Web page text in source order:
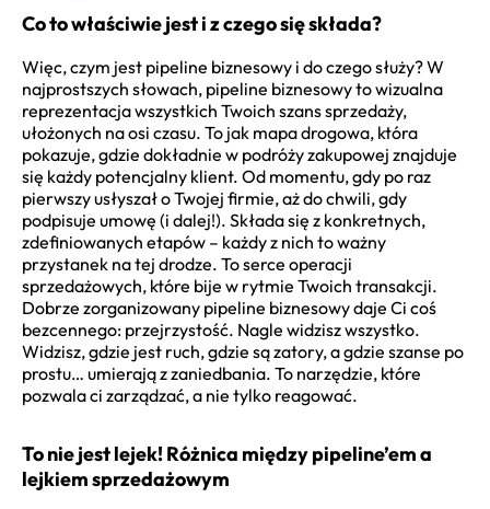
Co to właściwie jest i z czego się składa?
Więc, czym jest pipeline biznesowy i do czego służy? W
najprostszych słowach, pipeline biznesowy to wizualna
reprezentacja wszystkich Twoich szans sprzedaży,
ułożonych na osi czasu. To jak mapa drogowa, która
pokazuje, gdzie dokładnie w podróży zakupowej znajduje
się każdy potencjalny klient. Od momentu, gdy po raz
pierwszy usłyszał o Twojej firmie, aż do chwili, gdy
podpisuje umowę (i dalej!). Składa się z konkretnych,
zdefiniowanych etapów – każdy z nich to ważny
przystanek na tej drodze. To serce operacji
sprzedażowych, które bije w rytmie Twoich transakcji.
Dobrze zorganizowany pipeline biznesowy daje Ci coś
bezcennego: przejrzystość. Nagle widzisz wszystko.
Widzisz, gdzie jest ruch, gdzie są zatory, a gdzie szanse po
prostu… umierają z zaniedbania. To narzędzie, które
pozwala ci zarządzać, a nie tylko reagować.
To nie jest lejek! Różnica między pipeline’em a
lejkiem sprzedażowym